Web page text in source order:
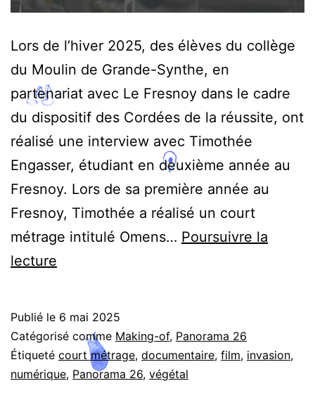
Lors de l’hiver 2025, des élèves du collège
du Moulin de Grande-Synthe, en
partenariat avec Le Fresnoy dans le cadre
du dispositif des Cordées de la réussite, ont
réalisé une interview avec Timothée
Engasser, étudiant en deuxième année au
Fresnoy. Lors de sa première année au
Fresnoy, Timothée a réalisé un court
métrage intitulé Omens… Poursuivre la
lecture
entre
dans
la
Publié le 6 mai 2025
Catégorisé comme Making-of, Panorama 26
Étiqueté court métrage, documentaire, film, invasion,
numérique, Panorama 26, végétal